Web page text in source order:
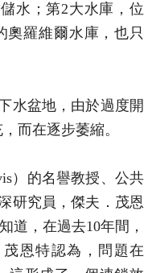
水；第2大水庫，位
奧羅維爾水庫，也只
水盆地，由於過度開
而在逐步萎縮。
）的名譽教授、公共
研究員，傑夫．茂恩
道，在過去10年間，
恩特認為，問題在